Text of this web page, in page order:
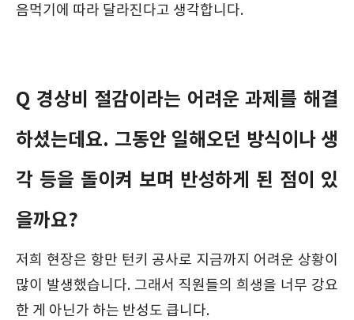
음먹기에 따라 달라진다고 생각합니다.
Q 경상비 절감이라는 어려운 과제를 해결
하셨는데요. 그동안 일해오던 방식이나 생
각 등을 돌이켜 보며 반성하게 된 점이 있
을까요?
저희 현장은 항만 턴키 공사로 지금까지 어려운 상황이
많이 발생했습니다. 그래서 직원들의 희생을 너무 강요
한 게 아닌가 하는 반성도 큽니다.